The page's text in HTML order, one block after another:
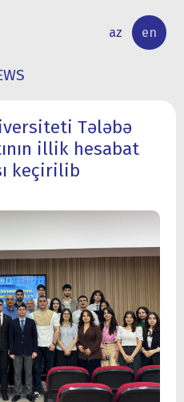
az en
Tələbə
illik hesabat
keçirilib